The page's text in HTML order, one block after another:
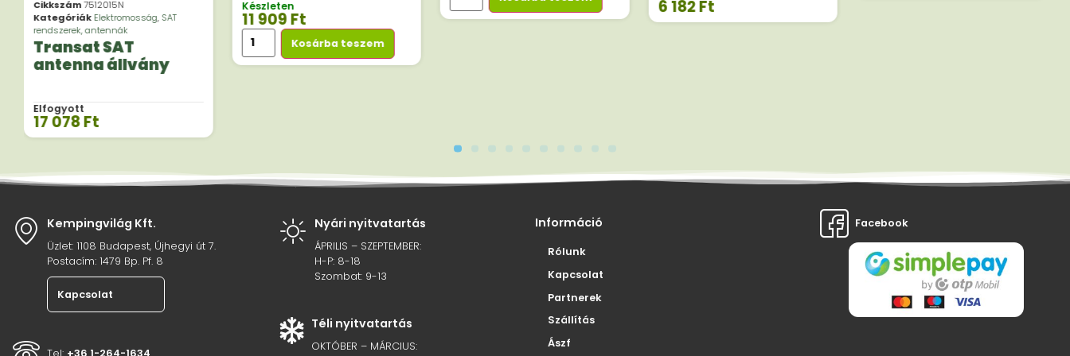
Cikkszám7512015N
KategóriákElektromosság,SAT
rendszerek, antennák
Transat SAT
antenna állvány
Elfogyott
17 078Ft
Készleten
11 909Ft
Kosárba teszem
6 182Ft
Kempingvilág Kft.
Üzlet: 1108 Budapest, Újhegyi út 7.
Postacím: 1479 Bp. Pf. 8
Kapcsolat
Tel: +36 1-264-1634
Nyári nyitvatartás
ÁPRILIS – SZEPTEMBER:
H-P: 8-18
Szombat: 9-13
Téli nyitvatartás
OKTÓBER – MÁRCIUS:
Információ
Rólunk
Kapcsolat
Partnerek
Szállítás
Ászf
Facebook